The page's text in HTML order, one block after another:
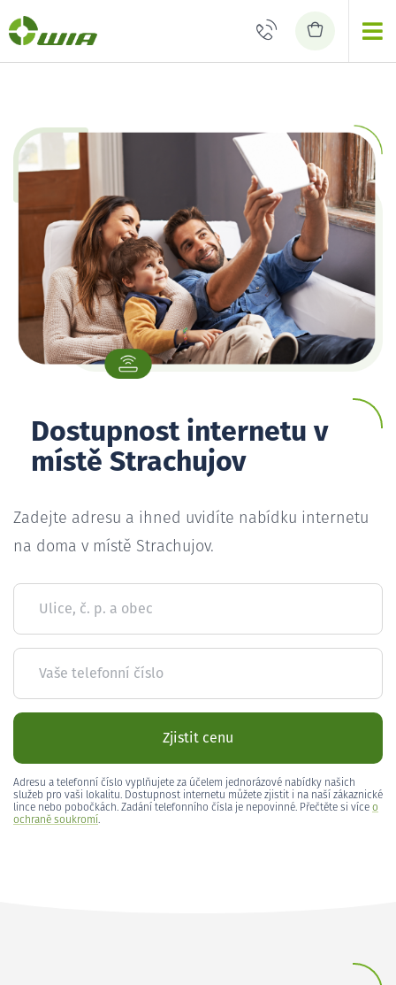
Dostupnost internetu v
místě Strachujov
Zadejte adresu a ihned uvidíte nabídku internetu
na doma v místě Strachujov.
Ulice, č. p. a obec
Vaše telefonní číslo
Zjistit cenu
Adresu a telefonní číslo vyplňujete za účelem jednorázové nabídky našich
služeb pro vaši lokalitu. Dostupnost internetu můžete zjistit i na naší zákaznické
lince nebo pobočkách. Zadání telefonního čísla je nepovinné. Přečtěte si více o
ochraně soukromí.